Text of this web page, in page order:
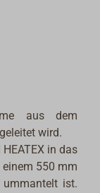
aus dem
wird.
in das
550 mm
ummantelt ist.